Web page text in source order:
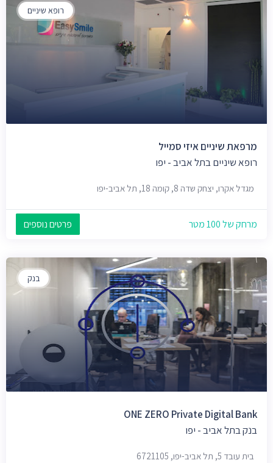
רופא שיניים
מרפאת שיניים איזי סמייל
רופא שיניים בתל אביב - יפו
מגדל אקרו, יצחק שדה 8, קומה 18, תל אביב-יפו
מרחק של 100 מטר פרטים נוספים
בנק
ONE ZERO Private Digital Bank
בנק בתל אביב - יפו
בית עובד 5, תל אביב-יפו, 6721105